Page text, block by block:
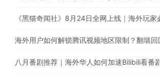
《黑猫奇闻社》8月24日全网上线｜海外玩家
八月番剧推荐｜海外华人如何加速Bilibili看番